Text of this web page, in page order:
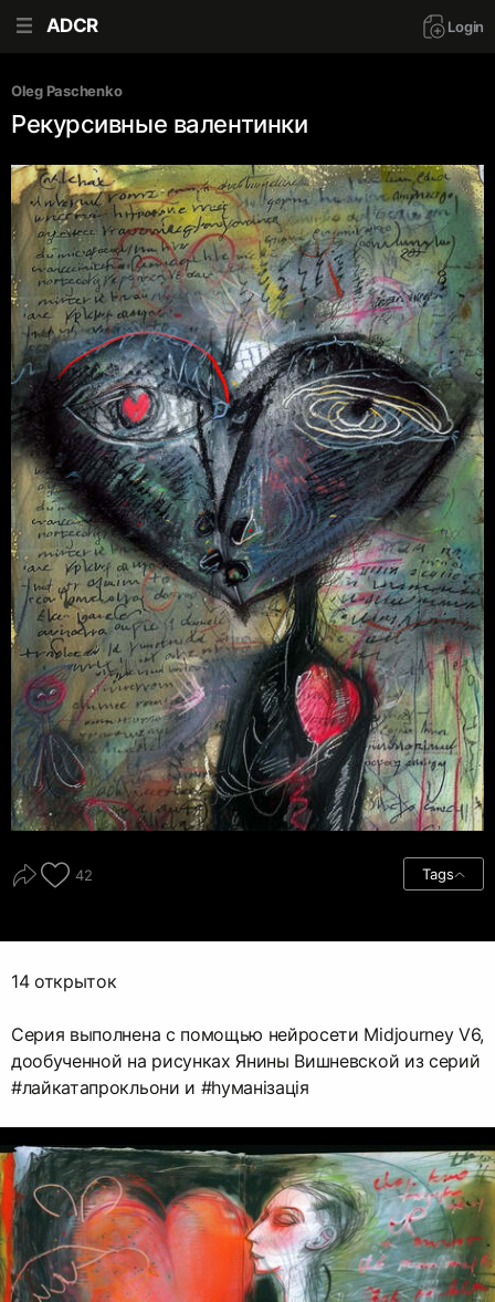
ADCR Login
Oleg Paschenko
Рекурсивные валентинки
42 Tags
14 открыток
Серия выполнена с помощью нейросети Midjourney V6,
дообученной на рисунках Янины Вишневской из серий
#лайкатапрокльони и #hуманiзацiя